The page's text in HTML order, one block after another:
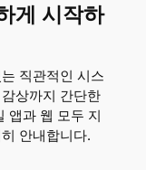
게 시작하
직관적인 시스
상까지 간단한
앱과 웹 모두 지
안내합니다.